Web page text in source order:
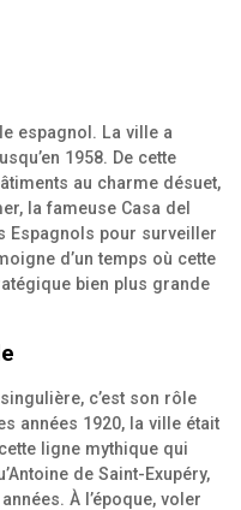
espagnol. La ville a
1958. De cette
au charme désuet,
la fameuse Casa del
Espagnols pour surveiller
d’un temps où cette
bien plus grande
c’est son rôle
années 1920, la ville était
ligne mythique qui
de Saint-Exupéry,
À l’époque, voler